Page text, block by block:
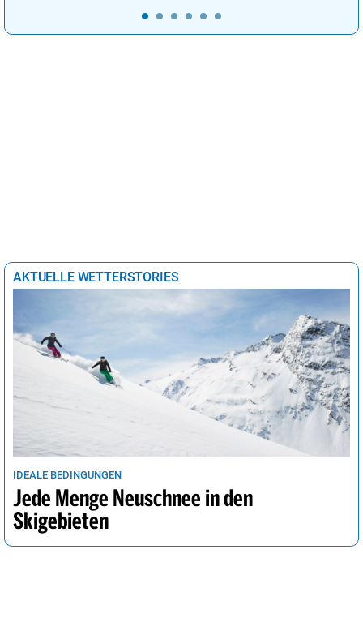
AKTUELLE WETTERSTORIES
IDEALE BEDINGUNGEN
Jede Menge Neuschnee in den
Skigebieten